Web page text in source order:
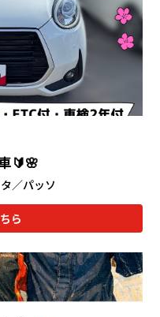
🔰🌸
／パッソ
ら